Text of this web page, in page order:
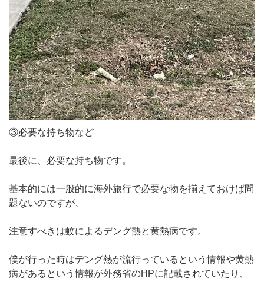
③必要な持ち物など
最後に、必要な持ち物です。
基本的には一般的に海外旅行で必要な物を揃えておけば問
題ないのですが、
注意すべきは蚊によるデング熱と黄熱病です。
僕が行った時はデング熱が流行っているという情報や黄熱
病があるという情報が外務省のHPに記載されていたり、